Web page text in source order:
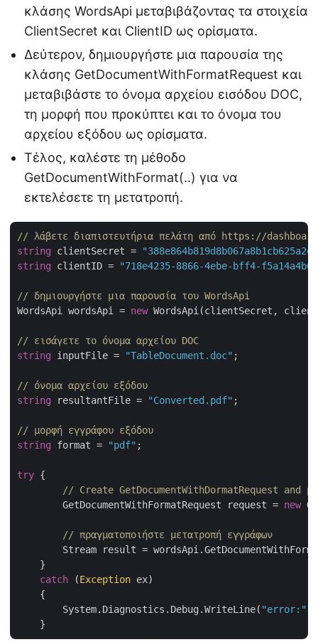
κλάσης WordsApi μεταβιβάζοντας τα στοιχεία
ClientSecret και ClientID ως ορίσματα.
Δεύτερον, δημιουργήστε μια παρουσία της
κλάσης GetDocumentWithFormatRequest και
μεταβιβάστε το όνομα αρχείου εισόδου DOC,
τη μορφή που προκύπτει και το όνομα του
αρχείου εξόδου ως ορίσματα.
Τέλος, καλέστε τη μέθοδο
GetDocumentWithFormat(..) για να
εκτελέσετε τη μετατροπή.
// λάβετε διαπιστευτήρια πελάτη από https://
string clientSecret =
string clientID = "718e4235-8866-4ebe-bff4-
// δημιουργήστε μια παρουσία του WordsApi
WordsApi wordsApi = new WordsApi(clientSecret,
// εισάγετε το όνομα αρχείου DOC
string inputFile = "TableDocument.doc" ;
// όνομα αρχείου εξόδου
string resultantFile = "Converted.pdf" ;
// μορφή εγγράφου εξόδου
string format = "pdf" ;
try {
// Create GetDocumentWithDormatRequest and
        GetDocumentWithFormatRequest request =
new
// πραγματοποιήστε μετατροπή εγγράφων
Stream result =
    }
catch (Exception ex)
    {
        System.Diagnostics.Debug.WriteLine(
"error:"